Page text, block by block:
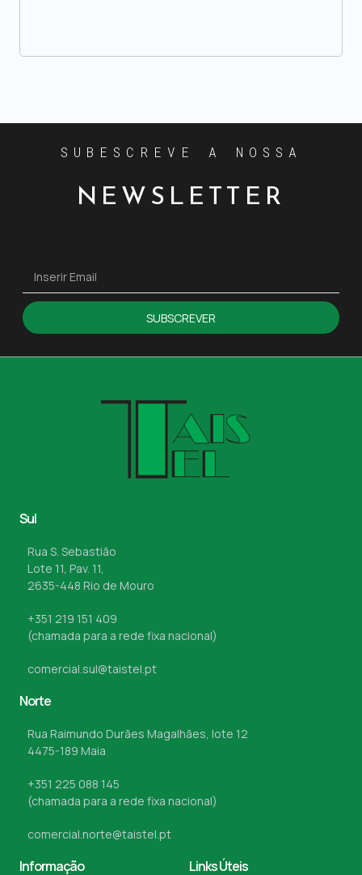
SUBESCREVE A NOSSA
NEWSLETTER
SUBSCREVER
Sul
Rua S. Sebastião
Lote 11, Pav. 11,
2635-448 Rio de Mouro
+351 219 151 409
(chamada para a rede fixa nacional)
comercial.sul@taistel.pt
Norte
Rua Raimundo Durães Magalhães, lote 12
4475-189 Maia
+351 225 088 145
(chamada para a rede fixa nacional)
comercial.norte@taistel.pt
Informação Links Úteis